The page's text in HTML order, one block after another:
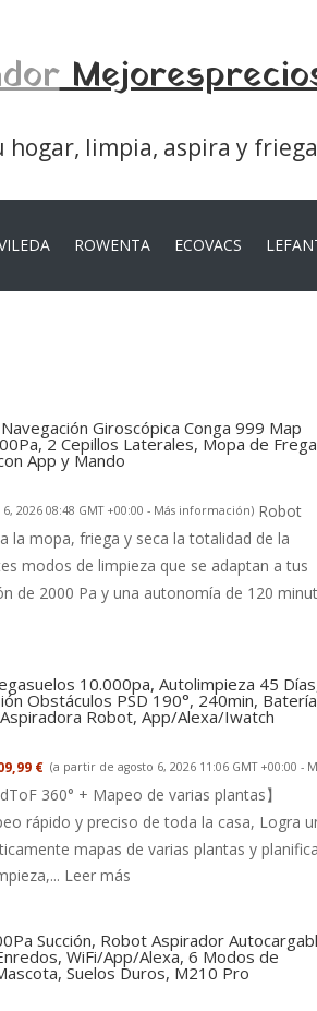
limpia, aspira y
ROWENTA ECOVACS
Giroscópica Conga 999 Map
2 Cepillos Laterales, Mopa de
App y Mando
2026 08:48 GMT +00:00 - Más información) Robot
la mopa, friega y seca la totalidad de la
modos de limpieza que se adaptan a tus
de 2000 Pa y una autonomía de 120
10.000pa, Autolimpieza 45
Obstáculos PSD 190°, 240min, Batería
Robot, App/Alexa/Iwatch
€ (a partir de agosto 6, 2026 11:06 GMT +00:00 -
360° + Mapeo de varias plantas】
rápido y preciso de toda la casa, Logra
mapas de varias plantas y
Leer más
Succión, Robot Aspirador
WiFi/App/Alexa, 6 Modos de
Suelos Duros, M210 Pro